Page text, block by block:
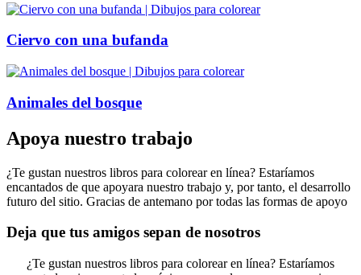
Ciervo con una bufanda
Animales del bosque
Apoya nuestro trabajo
¿Te gustan nuestros libros para colorear en línea? Estaríamos
encantados de que apoyara nuestro trabajo y, por tanto, el desarrollo
futuro del sitio. Gracias de antemano por todas las formas de apoyo
Deja que tus amigos sepan de nosotros
¿Te gustan nuestros libros para colorear en línea? Estaríamos